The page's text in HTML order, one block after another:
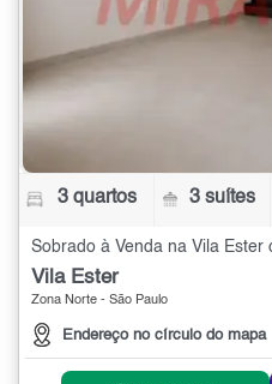
3 quartos 3 suítes
Sobrado à Venda na Vila Ester
Vila Ester
Zona Norte - São Paulo
Endereço no círculo do mapa